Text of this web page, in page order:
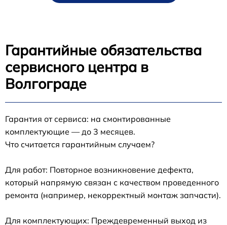
Гарантийные обязательства
сервисного центра в
Волгограде
Гарантия от сервиса: на смонтированные
комплектующие — до 3 месяцев.
Что считается гарантийным случаем?
Для работ: Повторное возникновение дефекта,
который напрямую связан с качеством проведенного
ремонта (например, некорректный монтаж запчасти).
Для комплектующих: Преждевременный выход из